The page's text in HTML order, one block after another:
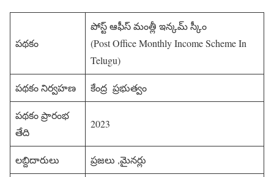
పథకం
పోస్ట్ ఆఫీస్ మంత్లీ ఇన్కమ్ స్కీం
(Post Office Monthly Income Scheme In
Telugu)
పథకం నిర్వహణ కేంద్ర ప్రభుత్వం
పథకం ప్రారంభ
తేది
2023
లబ్దిదారులు ప్రజలు ,మైనర్లు